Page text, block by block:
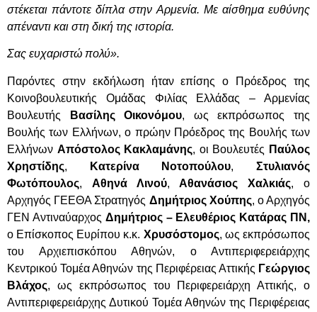
στέκεται πάντοτε δίπλα στην Αρμενία. Με αίσθημα ευθύνης
απέναντι και στη δική της ιστορία.
Σας ευχαριστώ πολύ».
Παρόντες στην εκδήλωση ήταν επίσης ο Πρόεδρος της
Κοινοβουλευτικής Ομάδας Φιλίας Ελλάδας – Αρμενίας
Βουλευτής
Βασίλης Οικονόμου, ως εκπρόσωπος της
Βουλής των Ελλήνων, ο πρώην Πρόεδρος της Βουλής των
Ελλήνων Απόστολος Κακλαμάνης, οι Βουλευτές Παύλος
Χρηστίδης, Κατερίνα Νοτοπούλου,Στυλιανός
Φωτόπουλος, Αθηνά Λινού,Αθανάσιος Χαλκιάς, ο
Αρχηγός ΓΕΕΘΑ Στρατηγός Δημήτριος Χούπης, ο Αρχηγός
ΓΕΝ Αντιναύαρχος Δημήτριος – Ελευθέριος Κατάρας ΠΝ,
ο Επίσκοπος Ευρίπου κ.κ. Χρυσόστομος, ως εκπρόσωπος
του Αρχιεπισκόπου Αθηνών, ο Αντιπεριφερειάρχης
Κεντρικού Τομέα Αθηνών της Περιφέρειας Αττικής Γεώργιος
Βλάχος, ως εκπρόσωπος του Περιφερειάρχη Αττικής, ο
Αντιπεριφερειάρχης Δυτικού Τομέα Αθηνών της Περιφέρειας